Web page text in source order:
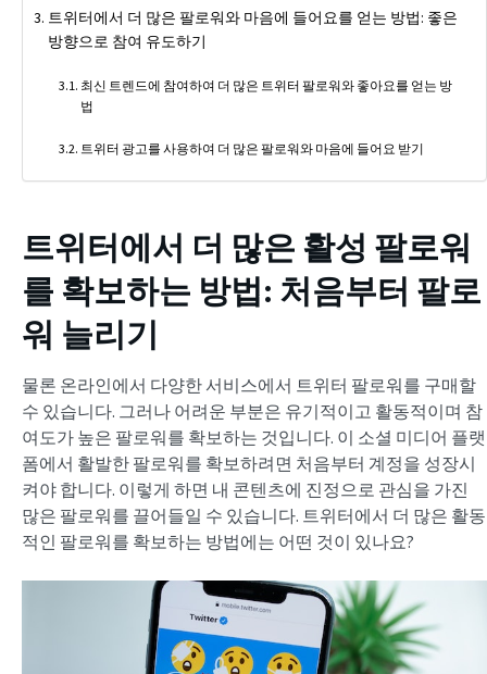
트위터에서 더 많은 팔로워와 마음에 들어요를 얻는 방법: 좋은
방향으로 참여 유도하기
최신 트렌드에 참여하여 더 많은 트위터 팔로워와 좋아요를 얻는 방
법
트위터 광고를 사용하여 더 많은 팔로워와 마음에 들어요 받기
트위터에서 더 많은 활성 팔로워
를 확보하는 방법: 처음부터 팔로
워 늘리기
물론 온라인에서 다양한 서비스에서 트위터 팔로워를 구매할
수 있습니다. 그러나 어려운 부분은 유기적이고 활동적이며 참
여도가 높은 팔로워를 확보하는 것입니다. 이 소셜 미디어 플랫
폼에서 활발한 팔로워를 확보하려면 처음부터 계정을 성장시
켜야 합니다. 이렇게 하면 내 콘텐츠에 진정으로 관심을 가진
많은 팔로워를 끌어들일 수 있습니다. 트위터에서 더 많은 활동
적인 팔로워를 확보하는 방법에는 어떤 것이 있나요?